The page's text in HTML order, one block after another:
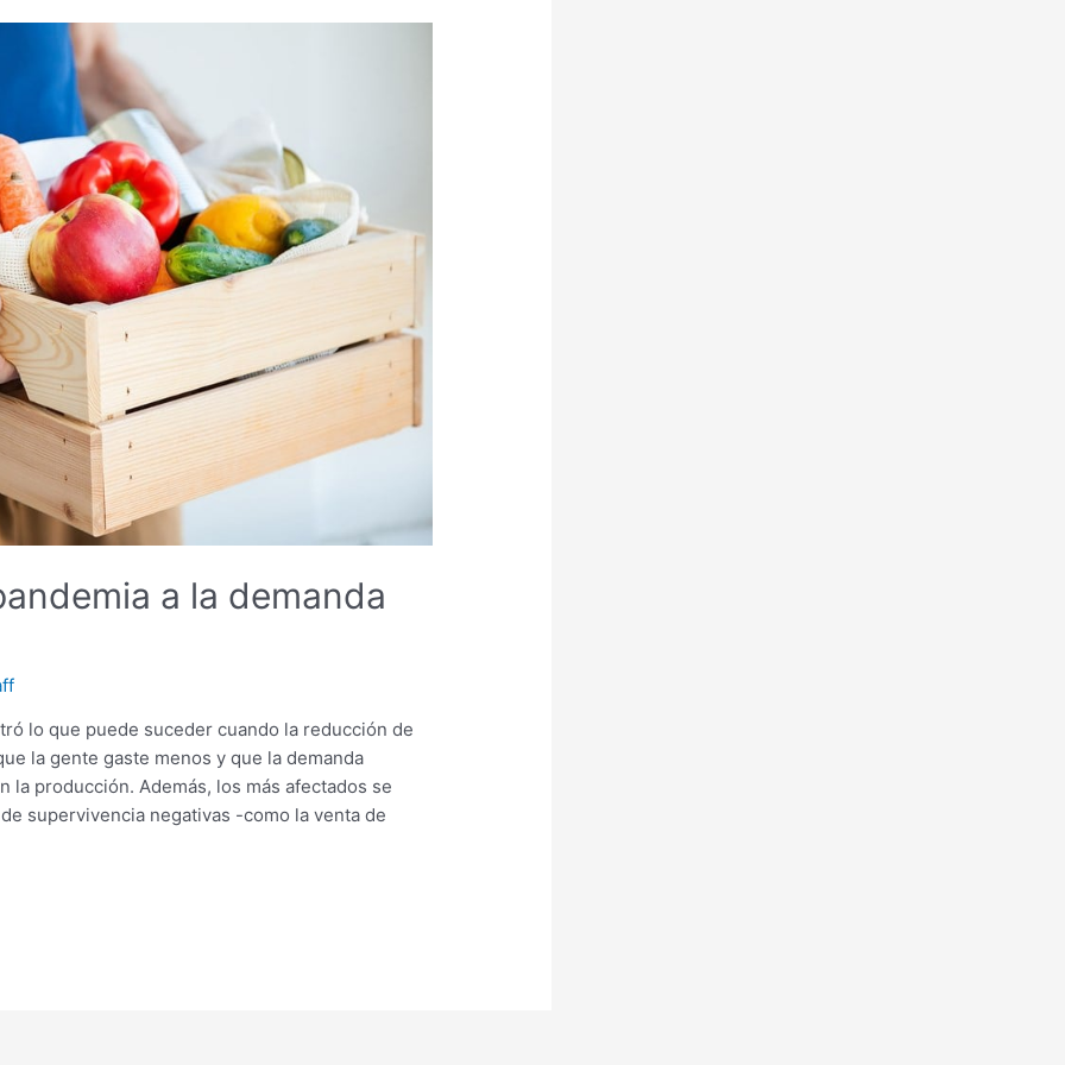
a la demanda
lo que puede suceder cuando la reducción de
la gente gaste menos y que la demanda
la producción. Además, los más afectados se
supervivencia negativas -como la venta de